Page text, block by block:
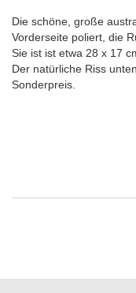
Die schöne, große
Vorderseite poliert, die
Sie ist ist etwa 28 x 17
Der natürliche Riss
Sonderpreis.